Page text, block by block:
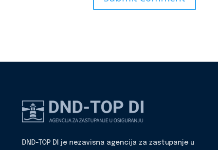
DND-TOP DI je nezavisna agencija za zastupanje u